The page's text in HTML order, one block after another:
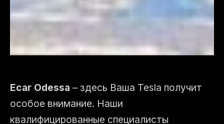
Ecar Odessa – здесь Ваша Tesla получит
особое внимание. Наши
квалифицированные специалисты